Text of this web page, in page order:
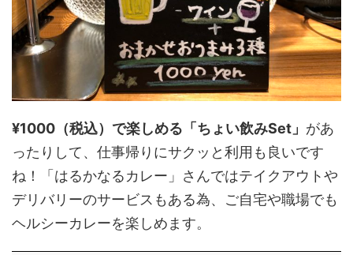
¥1000（税込）で楽しめる「ちょい飲みSet」 があ
ったりして、仕事帰りにサクッと利用も良いです
ね！「はるかなるカレー」さんではテイクアウトや
デリバリーのサービスもある為、ご自宅や職場でも
ヘルシーカレーを楽しめます。